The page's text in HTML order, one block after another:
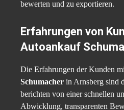
bewerten und zu exportieren.
Erfahrungen von
Autoankauf
Die Erfahrungen der Kunden
Schumacher in Arnsberg sind
berichten von einer schnellen
Abwicklung, transparenten